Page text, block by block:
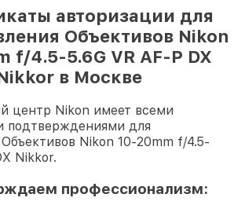
авторизации для
Объективов Nikon
f/4.5-5.6G VR AF-P DX
в Москве
центр Nikon имеет всеми
подтверждениями для
Nikon 10-20mm f/4.5-
Nikkor.
профессионализм: